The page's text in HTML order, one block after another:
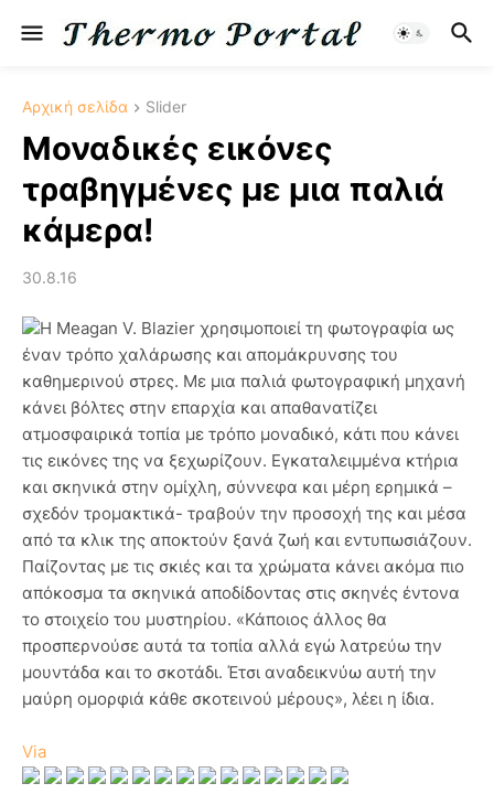
Αρχική σελίδα Slider
Μοναδικές εικόνες
τραβηγμένες με μια παλιά
κάμερα!
30.8.16
Η Meagan V. Blazier χρησιμοποιεί τη φωτογραφία ως
έναν τρόπο χαλάρωσης και απομάκρυνσης του
καθημερινού στρες. Με μια παλιά φωτογραφική μηχανή
κάνει βόλτες στην επαρχία και απαθανατίζει
ατμοσφαιρικά τοπία με τρόπο μοναδικό, κάτι που κάνει
τις εικόνες της να ξεχωρίζουν. Εγκαταλειμμένα κτήρια
και σκηνικά στην ομίχλη, σύννεφα και μέρη ερημικά –
σχεδόν τρομακτικά- τραβούν την προσοχή της και μέσα
από τα κλικ της αποκτούν ξανά ζωή και εντυπωσιάζουν.
Παίζοντας με τις σκιές και τα χρώματα κάνει ακόμα πιο
απόκοσμα τα σκηνικά αποδίδοντας στις σκηνές έντονα
το στοιχείο του μυστηρίου. «Κάποιος άλλος θα
προσπερνούσε αυτά τα τοπία αλλά εγώ λατρεύω την
μουντάδα και το σκοτάδι. Έτσι αναδεικνύω αυτή την
μαύρη ομορφιά κάθε σκοτεινού μέρους», λέει η ίδια.
Via